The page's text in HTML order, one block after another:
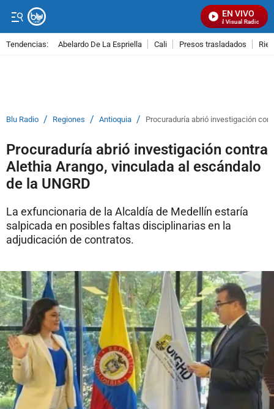
EN VIVO
Señal Visual Radio
Tendencias: Abelardo De La Espriella Cali Presos trasladados
Blu Radio / Regiones / Antioquia / Procuraduría abrió investigación
Procuraduría abrió investigación contra
Alethia Arango, vinculada al escándalo
de la UNGRD
La exfuncionaria de la Alcaldía de Medellín estaría
salpicada en posibles faltas disciplinarias en la
adjudicación de contratos.